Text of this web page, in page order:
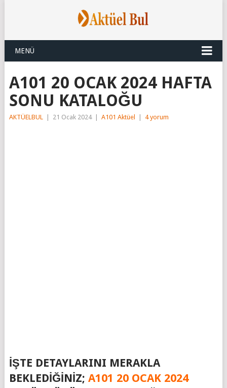
MENÜ
A101 20 OCAK 2024 HAFTA
SONU KATALOĞU
AKTÜELBUL 21 Ocak 2024 A101 Aktüel 4 yorum
İŞTE DETAYLARINI MERAKLA
BEKLEDIĞINIZ; A101 20 OCAK 2024